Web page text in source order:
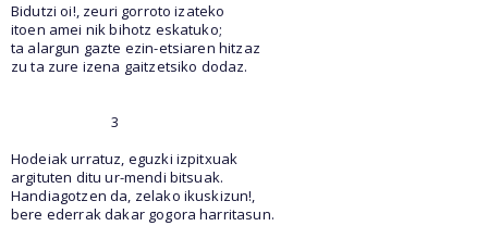
Bidutzi oi!, zeuri gorroto izateko
itoen amei nik bihotz eskatuko;
ta alargun gazte ezin-etsiaren hitzaz
zu ta zure izena gaitzetsiko dodaz.
3
Hodeiak urratuz, eguzki izpitxuak
argituten ditu ur-mendi bitsuak.
Handiagotzen da, zelako ikuskizun!,
bere ederrak dakar gogora harritasun.